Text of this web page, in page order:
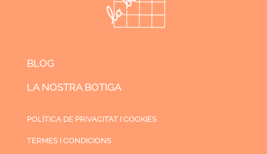
BLOG
LA NOSTRA BOTIGA
POLÍTICA DE PRIVACITAT I COOKIES
TERMES I CONDICIONS